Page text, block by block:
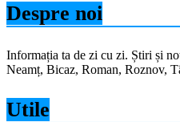
Despre noi
Informația ta de zi cu zi. Știri și
Neamț, Bicaz, Roman, Roznov,
Utile